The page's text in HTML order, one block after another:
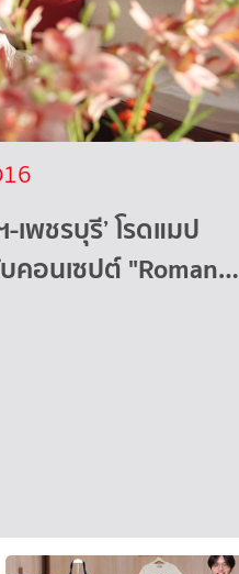
พชรบุรี’ โรดแมป
คอนเซปต์ "Roman…